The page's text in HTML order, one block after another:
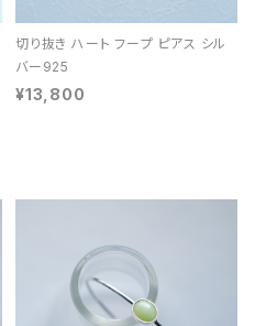
切り抜き ハート フープ ピアス シル
バー925
¥13,800